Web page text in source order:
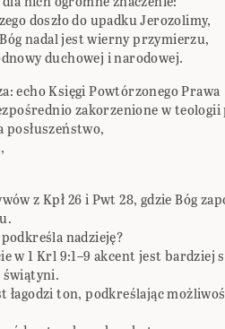
doszło do upadku Jerozolimy,
Bóg nadal jest wierny przymierzu,
duchowej i narodowej.
echo Księgi Powtórzonego Prawa
zakorzenione w
posłuszeństwo,
z Kpł 26 i Pwt 28, gdzie Bóg
nadzieję?
w 1 Krl 9:1–9 akcent jest
świątyni.
ton, podkreślając